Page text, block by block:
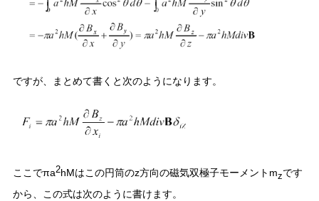
ですが、まとめて書くと次のようになります。
ここでπa2hMはこの円筒のz方向の磁気双極子モーメントmzです
から、この式は次のように書けます。